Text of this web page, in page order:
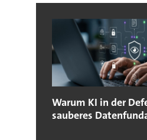
Warum KI in der
sauberes